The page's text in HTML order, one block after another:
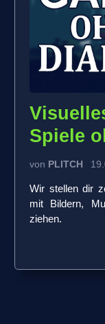
Spiele
von PLITCH
Wir stellen dir
mit Bildern,
ziehen.